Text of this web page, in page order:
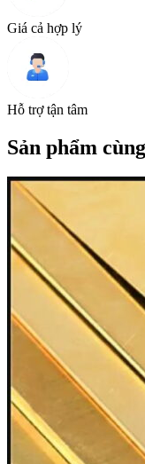
Giá cả hợp lý
Hỗ trợ tận tâm
Sản phẩm